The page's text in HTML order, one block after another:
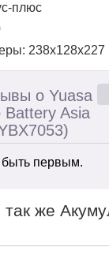
плюс
238x128x227
о Yuasa
Battery Asia
первым.
же